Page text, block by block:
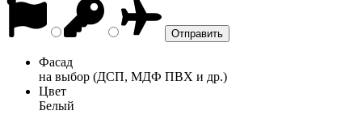
Фасад
на выбор (ДСП, МДФ ПВХ и др.)
Цвет
Белый